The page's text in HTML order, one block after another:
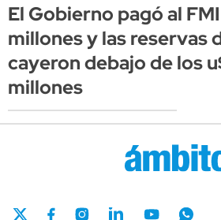
El Gobierno pagó al
millones y las reservas
cayeron debajo de los
millones